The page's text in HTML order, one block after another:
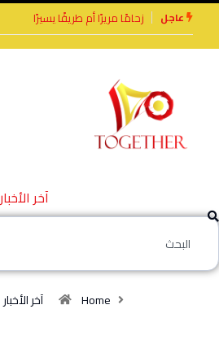
عاجل
أم طريقًا يسيرًاالأخوة الأعداء وحتمًا لابد
من لقاء
آخر الأخبار
Home آخر الأخبار